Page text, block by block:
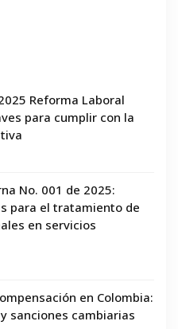
Reforma Laboral
para cumplir con la
No. 001 de 2025:
para el tratamiento de
en servicios
en Colombia:
sanciones cambiarias